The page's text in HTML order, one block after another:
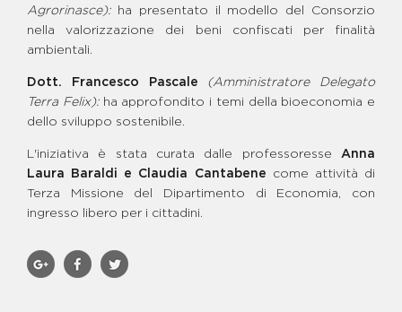
BENE VENOSA - CENTRO DI
AGGREGAZIONE GIOVANILE
CALCETTO
BENE VINCENZO ZAGARIA -
AREA AGRICOLA
ISOLA ECOLOGICA
BENE VINCENZO ZAGARIA -
PROGETTO AD USO
PRODUTTIVO
BENE WALTER SCHIAVONE
SOCIALE
BENE ZAGARIA - TERRENO
Agrorinasce):
ha presentato il modello del Consorzio
nella valorizzazione dei beni confiscati per finalità
ambientali.
Dott. Francesco Pascale
(Amministratore Delegato
Terra Felix): ha approfondito i temi della bioeconomia e
dello sviluppo sostenibile.
L'iniziativa è stata curata dalle professoresse Anna
Laura Baraldi
e Claudia Cantabene come attività di
Terza Missione del Dipartimento di Economia, con
ingresso libero per i cittadini.